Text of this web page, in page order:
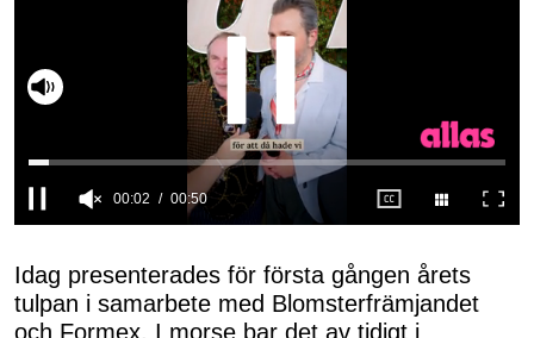
of
50
seconds
Idag presenterades för första gången årets
tulpan i samarbete med Blomsterfrämjandet
och Formex. I morse bar det av tidigt i